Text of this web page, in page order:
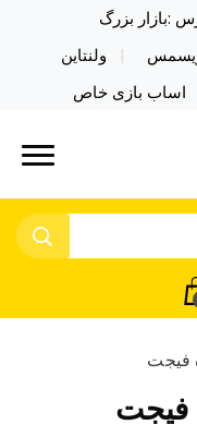
:بازار بزرگ
ولنتاین
اساب بازی خاص
هالووین
اکسسوری
تراول ماگ نایکر
تاین کادویی
مستقیم
فیجت